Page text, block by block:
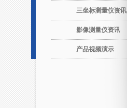
三坐标测量仪资讯
影像测量仪资讯
产品视频演示